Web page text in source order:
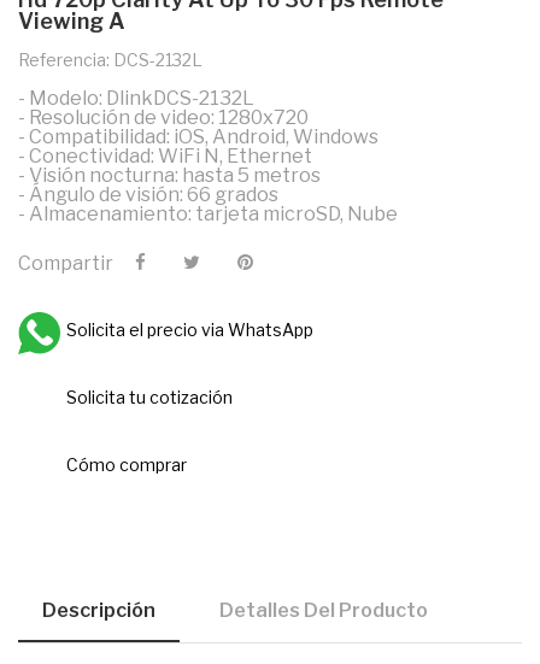
Viewing A
Referencia: DCS-2132L
- Modelo: DlinkDCS-2132L
- Resolución de video: 1280x720
- Compatibilidad: iOS, Android, Windows
- Conectividad: WiFi N, Ethernet
- Visión nocturna: hasta 5 metros
- Ángulo de visión: 66 grados
- Almacenamiento: tarjeta microSD, Nube
Compartir
Solicita el precio via WhatsApp
Solicita tu cotización
Cómo comprar
Descripción Detalles Del Producto